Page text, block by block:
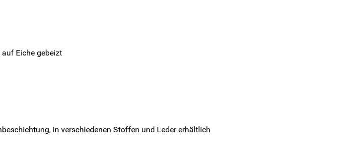
Eiche gebeizt
in verschiedenen Stoffen und Leder erhältlich